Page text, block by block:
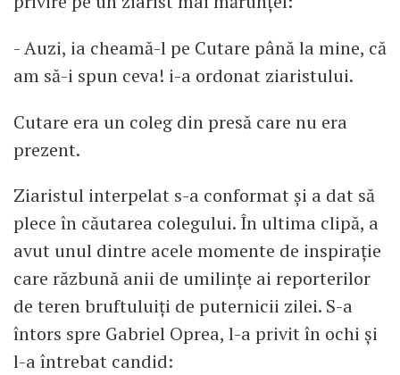
- Auzi, ia cheamă-l pe Cutare până la mine, că
am să-i spun ceva! i-a ordonat ziaristului.
Cutare era un coleg din presă care nu era
prezent.
Ziaristul interpelat s-a conformat și a dat să
plece în căutarea colegului. În ultima clipă, a
avut unul dintre acele momente de inspirație
care răzbună anii de umilințe ai reporterilor
de teren bruftuluiți de puternicii zilei. S-a
întors spre Gabriel Oprea, l-a privit în ochi și
l-a întrebat candid: